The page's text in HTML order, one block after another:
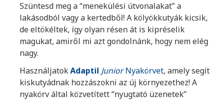
Szüntesd meg a “menekülési útvonalakat” a
lakásodból vagy a kertedből! A kölyökkutyák kicsik,
de eltökéltek, így olyan résen át is kipréselik
magukat, amiről mi azt gondolnánk, hogy nem elég
nagy.
HasználjatokAdaptil JuniorNyakörvet, amely segít
kiskutyádnak hozzászokni az új környezethez! A
nyakörv által közvetített “nyugtató üzenetek”